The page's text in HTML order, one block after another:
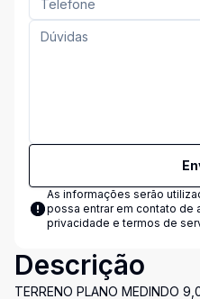
As informações serão
possa entrar em contato de
privacidade e termos de
Descrição
TERRENO PLANO MEDINDO